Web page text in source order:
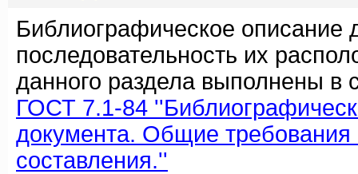
Библиографическое описание
последовательность их
данного раздела выполнены в
ГОСТ 7.1-84
документа. Общие требования
составления.''